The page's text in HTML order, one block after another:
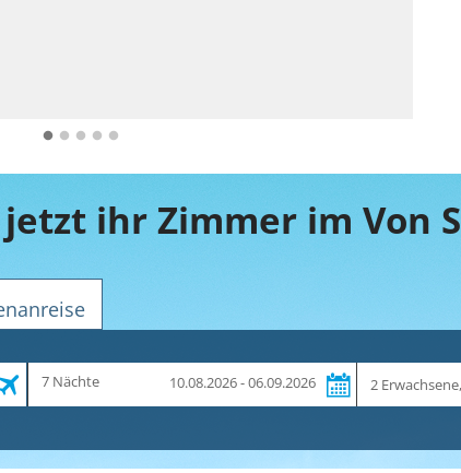
ihr Zimmer im Von
Zeitraum
7 Nächte 10.08.2026 - 06.09.2026